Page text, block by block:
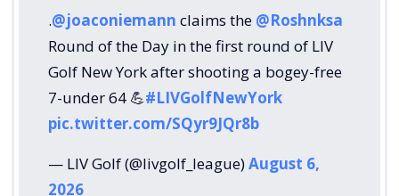
.@joaconiemann claims the @Roshnksa
Round of the Day in the first round of LIV
Golf New York after shooting a bogey-free
7-under 64 💪#LIVGolfNewYork
pic.twitter.com/SQyr9JQr8b
— LIV Golf (@livgolf_league)August 6,
2026